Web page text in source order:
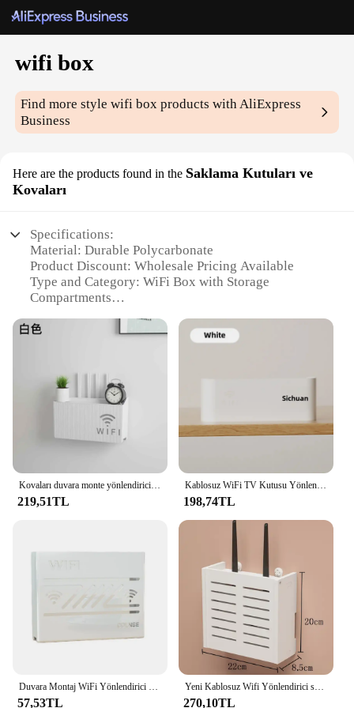
wifi box
Find more stylewifi box products with AliExpress
Business
Here are the products found in the Saklama Kutuları ve
Kovaları
Specifications:
Material: Durable Polycarbonate
Product Discount: Wholesale Pricing Available
Type and Category: WiFi Box with Storage
Compartments
Usage and Purpose: Secure Storage and
Organization of Electronic Devices
Shape or Size or Weight or Quantity: Compact and
Lightweight with Ample Storage Capacity
Performance and Property: High-Quality, Reliable
Performance
Parts and Accessories: Includes Customizable
Features:
**Optimized for Convenience and Security**
The wifi box Saklama Kutuları ve Kovaları is a
perfect blend of style and functionality, designed to
meet the needs of modern-day users who value both
convenience and security. Its durable polycarbonate
construction ensures that your electronic devices
are safeguarded against accidental drops and
impacts, while the sleek, modern design adds a
touch of elegance to any space. Whether you're
looking to organize your home office, declutter
your workspace, or keep your devices secure during
travel, this wifi box is an indispensable accessory.
Kovaları duvara monte yönlendirici kutusu ofis medya dekor konsolu Wifi Wifi kutusu kablosuz saklama kutuları raf braketi asma duvar rafı
219,51TL
Kablosuz WiFi TV Kutusu Yönlendirici Saklama Kutusu Duvara Monte Dekoratif Kapak Kutusu Ev Kullanımı İçin Sondaj Gerekmez Depolama Rafı
198,74TL
Duvara Montaj WiFi Yönlendirici Kutusu Modern Içi Boş Isı Dağılımı Çok fonksiyonlu TV Set üstü Kutusu Depolama Tutucu Organizatör Raf
57,53TL
Yeni Kablosuz Wifi Yönlendirici saklama kutusu Oturma Odası Soketi Wifi Dekorasyon Duvara monte TV Set üstü Kutu Raf Kablosu Güç Organizatör
270,10TL